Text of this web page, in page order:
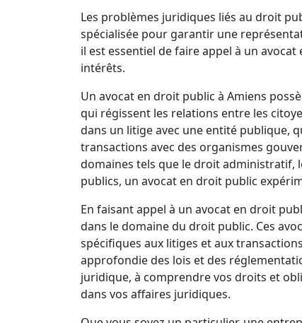
Les problèmes juridiques liés au droit
spécialisée pour garantir une
il est essentiel de faire appel à un
intérêts.
Un avocat en droit public à Amiens
qui régissent les relations entre les
dans un litige avec une entité publique,
transactions avec des organismes
domaines tels que le droit administratif,
publics, un avocat en droit public
En faisant appel à un avocat en droit
dans le domaine du droit public. Ces
spécifiques aux litiges et aux
approfondie des lois et des
juridique, à comprendre vos droits et
dans vos affaires juridiques.